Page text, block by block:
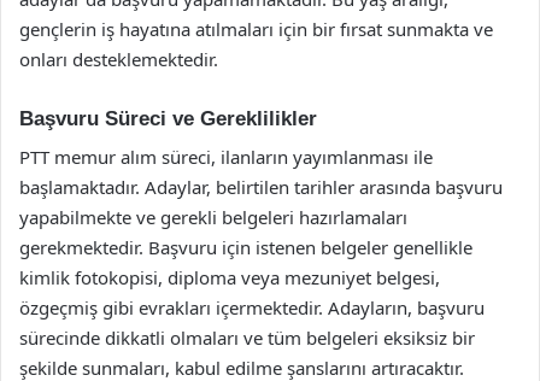
gençlerin iş hayatına atılmaları için bir fırsat sunmakta ve
onları desteklemektedir.
Başvuru Süreci ve Gereklilikler
PTT memur alım süreci, ilanların yayımlanması ile
başlamaktadır. Adaylar, belirtilen tarihler arasında başvuru
yapabilmekte ve gerekli belgeleri hazırlamaları
gerekmektedir. Başvuru için istenen belgeler genellikle
kimlik fotokopisi, diploma veya mezuniyet belgesi,
özgeçmiş gibi evrakları içermektedir. Adayların, başvuru
sürecinde dikkatli olmaları ve tüm belgeleri eksiksiz bir
şekilde sunmaları, kabul edilme şanslarını artıracaktır.